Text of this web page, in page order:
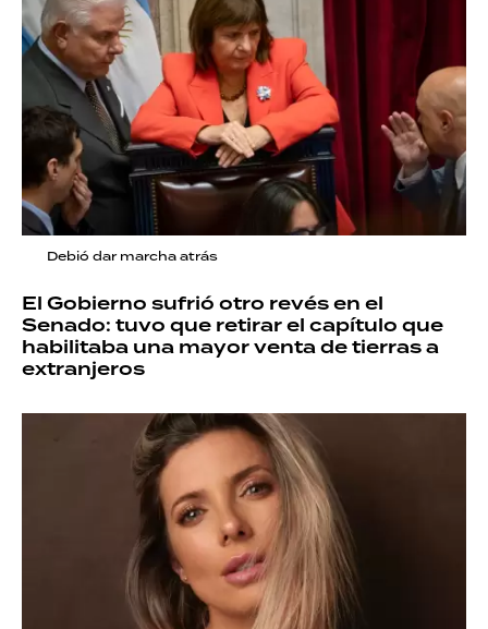
Debió dar marcha atrás
El Gobierno sufrió otro revés en el
Senado: tuvo que retirar el capítulo que
habilitaba una mayor venta de tierras a
extranjeros